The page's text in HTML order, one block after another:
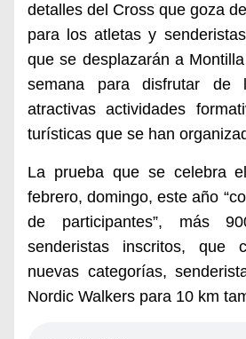
detalles del Cross que goza
para los atletas y
que se desplazarán a
semana para disfrutar
atractivas actividades
turísticas que se han
La prueba que se celebra
febrero, domingo, este año
de participantes”, más
senderistas inscritos, que
nuevas categorías,
Nordic Walkers para 10 km